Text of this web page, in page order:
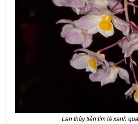
Lan thủy tiên tím lá xanh